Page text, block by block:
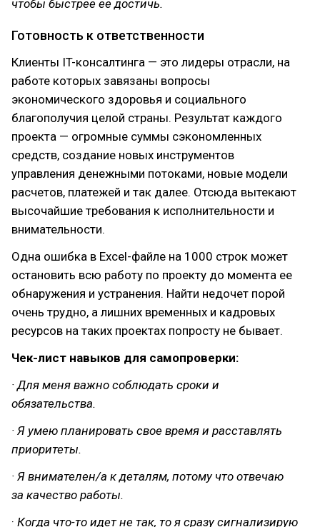
чтобы быстрее ее достичь.
Готовность к ответственности
Клиенты IT-консалтинга — это лидеры отрасли, на
работе которых завязаны вопросы
экономического здоровья и социального
благополучия целой страны. Результат каждого
проекта — огромные суммы сэкономленных
средств, создание новых инструментов
управления денежными потоками, новые модели
расчетов, платежей и так далее. Отсюда вытекают
высочайшие требования к исполнительности и
внимательности.
Одна ошибка в Excel-файле на 1000 строк может
остановить всю работу по проекту до момента ее
обнаружения и устранения. Найти недочет порой
очень трудно, а лишних временных и кадровых
ресурсов на таких проектах попросту не бывает.
Чек-лист навыков для самопроверки:
· Для меня важно соблюдать сроки и
обязательства.
· Я умею планировать свое время и расставлять
приоритеты.
· Я внимателен/а к деталям, потому что отвечаю
за качество работы.
· Когда что-то идет не так, то я сразу сигнализирую